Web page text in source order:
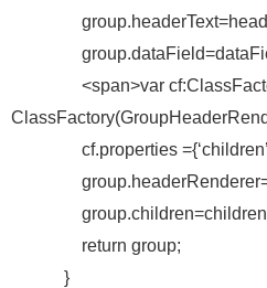
<span>var
cf.properties
return group;
}